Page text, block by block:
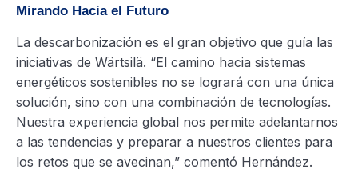
Mirando Hacia el Futuro
La descarbonización es el gran objetivo que guía las
iniciativas de Wärtsilä. “El camino hacia sistemas
energéticos sostenibles no se logrará con una única
solución, sino con una combinación de tecnologías.
Nuestra experiencia global nos permite adelantarnos
a las tendencias y preparar a nuestros clientes para
los retos que se avecinan,” comentó Hernández.